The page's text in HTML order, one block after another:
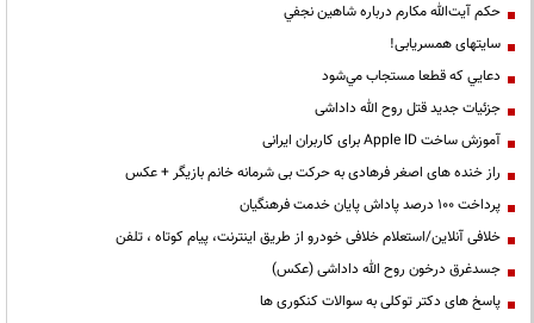
حكم آيت‌الله مكارم درباره شاهين نجفي
سایتهای همسریابی!
دعايي كه قطعا مستجاب مي‌شود
جزئیات جدید قتل روح الله داداشی
آموزش ساخت Apple ID برای کاربران ایرانی
راز خنده های اصغر فرهادی به حرکت بی شرمانه خانم بازیگر + عکس
پرداخت ۱۰۰ درصد پاداش پایان خدمت فرهنگیان
خلافی آنلاین/استعلام خلافی خودرو از طریق اینترنت، پیام کوتاه ، تلفن
جسدغرق درخون روح الله داداشی (عکس)
پاسخ های دکتر توکلی به سوالات کنکوری ها